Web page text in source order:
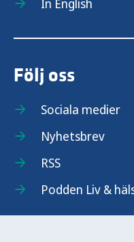
Följ oss
Sociala medier
Nyhetsbrev
RSS
Podden Liv &